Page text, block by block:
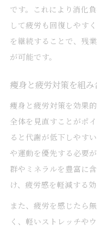
です。これにより消化
して疲労も回復しやす
を継続することで、残
が可能です。
痩身と疲労対策を組み
痩身と疲労対策を効果
全体を見直すことがポ
ると代謝が低下しやす
や運動を優先する必要
群やミネラルを豊富に
け、疲労感を軽減する
また、疲労を感じたら
く、軽いストレッチや